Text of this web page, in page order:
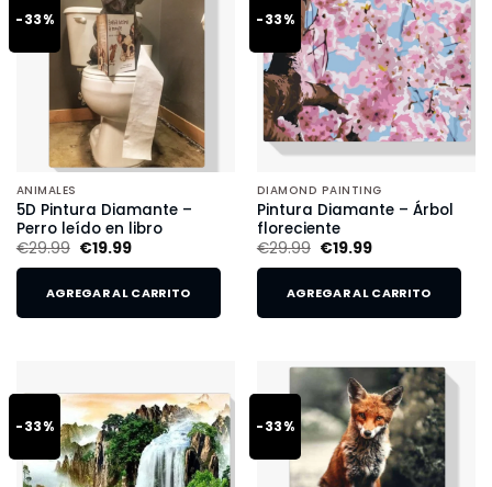
-33%
ANIMALES
5D Pintura Diamante –
Perro leído en libro
€29.99 €19.99
AGREGAR AL CARRITO
-33%
DIAMOND PAINTING
Pintura Diamante – Árbol
floreciente
€29.99 €19.99
AGREGAR AL CARRITO
-33% -33%